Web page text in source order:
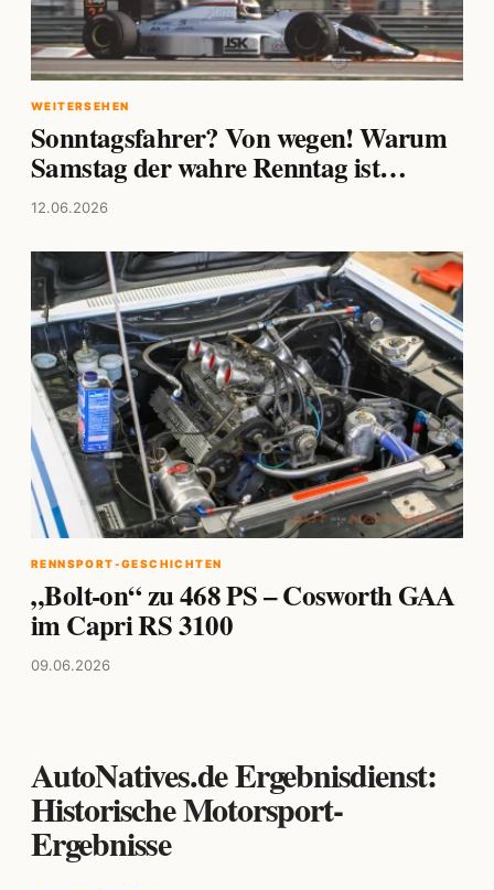
WEITERSEHEN
Sonntagsfahrer? Von wegen! Warum
Samstag der wahre Renntag ist…
12.06.2026
RENNSPORT-GESCHICHTEN
„Bolt-on“ zu 468 PS – Cosworth GAA
im Capri RS 3100
09.06.2026
AutoNatives.de Ergebnisdienst:
Historische Motorsport-
Ergebnisse